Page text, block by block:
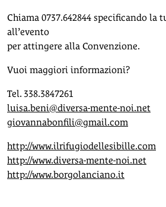
Chiama 0737.642844 specificando la
all’evento
per attingere alla Convenzione.
Vuoi maggiori informazioni?
Tel. 338.3847261
luisa.beni@diversa-mente-noi.net
giovannabonfili@gmail.com
http://www.ilrifugiodellesibille.com
http://www.diversa-mente-noi.net
http://www.borgolanciano.it